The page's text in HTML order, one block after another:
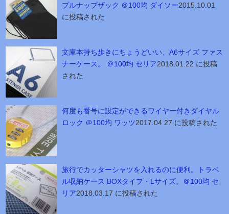
プルナップザック ＠100均 ダイソー2015.10.01
に投稿された
文庫本持ち歩きにちょうどいい、A6サイズ ファス
ナーケース。 ＠100均 セリア2018.01.22 に投稿
された
何度も番号に設定ができるワイヤー付きダイヤル
ロック ＠100均 ワッツ2017.04.27 に投稿された
旅行でカッターシャツを入れるのに便利。トラベ
ル収納ケース BOXタイプ・Lサイズ。＠100均 セ
リア2018.03.17 に投稿された